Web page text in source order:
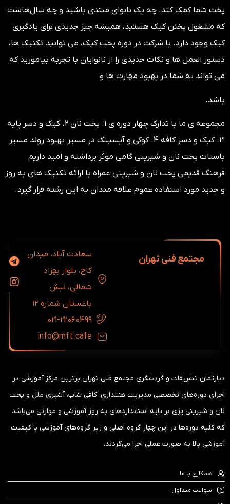
پخت شما کمک کند. چه یک نانوای مبتدی باشید و چه سال‌هاست
که مشغول پختن کیک هستید، همیشه چیز جدیدی برای یادگیری
کیک وجود دارد. با شرکت در دوره پخت کیک، می توانید تکنیک ها،
دستور العمل ها و نکات جدیدی را از نانوایان با تجربه بیاموزید که
می تواند به شما در بهبود مهارت ها و
باشد.
مجموعه ی ما با تدارک چهار دوره ی 1. پخت نان 2. کیک و دسر پایه
3. کیک و دسر کافه 4. کوکی و آیسینگ در مسیر بهبود روند مسیر
باستات پخت نان و شیرینی گامی موثر برداشته و امید داریم
فرهنگ قدیمی پخت نان و شیرینی عمراه با ارائه تکنیک های به روز
و جدید مورد استفاده عموم علاقه مندان به این رشته قرار گیرد.
مجتمع فنی تهران
سعادت آباد، ميدان
كاج، بلوار بهزاد
شمالی، نبش
باغستان شماره ۱۲
021-22060499
info@mft.cafe
دپارتمان تشریفات و گردشگری مجتمع فنی تهران برترین مرکز آموزشی در
اجرای دوره‌های تخصصی مدیریت هتلداری، کافی شاپ، آشپزی ملل و پخت
نان و شیرینی پزی بر پایه استانداردهای به روز آموزشی و مهارتی می‌باشد
که کلیه دوره‌ها در این چهار گروه اصلی و زیر گروه‌های آموزشی با کیفیت
آموزشی بالا به صورت عملی اجرا می‌گردند.
همکاری با ما
سوالات متداول